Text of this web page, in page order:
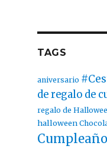
TAGS
aniversario
de regalo de
regalo de
halloween